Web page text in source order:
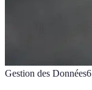
Gestion des Données6